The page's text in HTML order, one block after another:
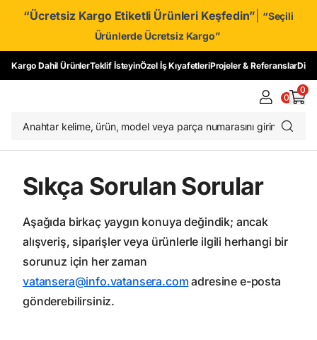
“Ücretsiz Kargo Etiketli Ürünleri Keşfedin”
“Seçili
Ürünlerde Ücretsiz Kargo”
Kargo Dahil ÜrünlerTeklif İsteyinÖzel İş KıyafetleriProjeler & Referanslar
0
0
Sıkça Sorulan Sorular
Aşağıda birkaç yaygın konuya değindik; ancak
alışveriş, siparişler veya ürünlerle ilgili herhangi bir
sorunuz için her zaman
vatansera@info.vatansera.com adresine e-posta
gönderebilirsiniz.